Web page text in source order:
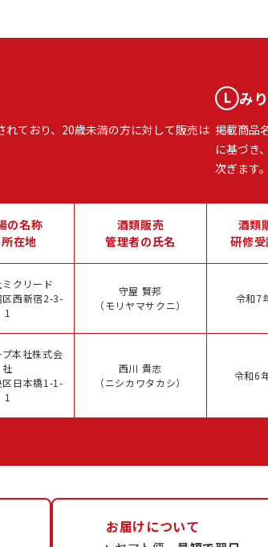
ており、20歳未満の方に対して販売は
み
掲載商品
に基づき
次ぎます。
の名称
在地
酒類販売
管理者の氏名
酒類
研修
クリード
区西新宿2-3-
1
守屋 賢邦
（モリヤマサクニ）
令和7
本社株式会
社
区日本橋1-1-
1
西川 貴志
（ニシカワタカシ）
令和6
お届けについて